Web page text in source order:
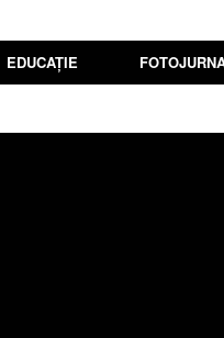
EDUCAȚIE